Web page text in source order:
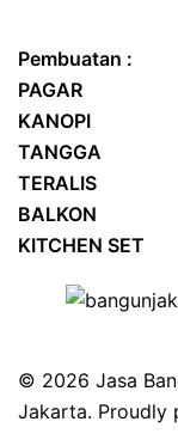
Pembuatan :
PAGAR
KANOPI
TANGGA
TERALIS
BALKON
KITCHEN SET
© 2026 Jasa
Jakarta. Proudly